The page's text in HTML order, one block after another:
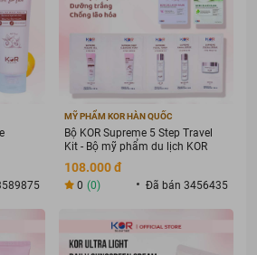
mọi loại da đặc biệt da mụn.
MỸ PHẨM KOR HÀN QUỐC
Bộ KOR Supreme 5 Step Travel
Kit - Bộ mỹ phẩm du lịch KOR
108.000 đ
0 (0) Đã bán 3456435